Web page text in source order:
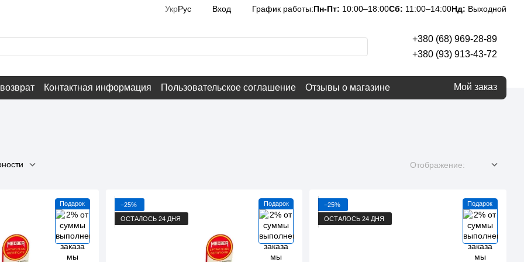
УкрРус Вход График работы:Пн-Пт: 10:00–18:00Сб: 11:00–14:00Нд: Выходной
+380 (68) 969-28-89
+380 (93) 913-43-72
Контактная информация Пользовательское соглашение Отзывы о магазине Мой заказ
Отображение:
Подарок Подарок
−25%
ОСТАЛОСЬ 24 ДНЯ
Подарок
−25%
ОСТАЛОСЬ 24 ДНЯ